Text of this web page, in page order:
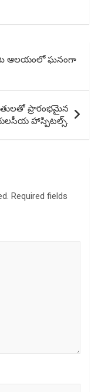
ఆలయంలో ఘనంగా
ప్రారంభమైన
హాస్పిటల్స్.
Required fields